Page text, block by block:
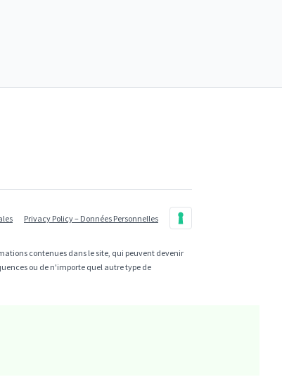
Privacy Policy – Données Personnelles
contenues dans le site, qui peuvent devenir
ou de n'importe quel autre type de